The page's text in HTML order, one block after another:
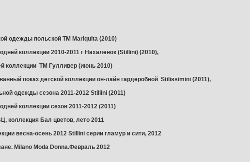
одежды польской ТМ Mariquita (2010)
коллекции 2010-2011 г Нахаленок (Stillini) (2010),
коллекции ТМ Гулливер (июнь 2010)
показ детской коллекции он-лайн гардеробной Stilissimini (2011),
одежды сезона 2011-2012 Stillini (2011)
коллекции сезон 2011-2012 (2011)
коллекция Бал цветов, лето 2011
весна-осень 2012 Stillini серии гламур и сити, 2012
Milano Moda Donna.Февраль 2012